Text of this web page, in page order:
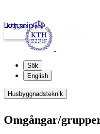
kth.se
Logga in
Sök
English
Husbyggnadsteknik
Omgångar/